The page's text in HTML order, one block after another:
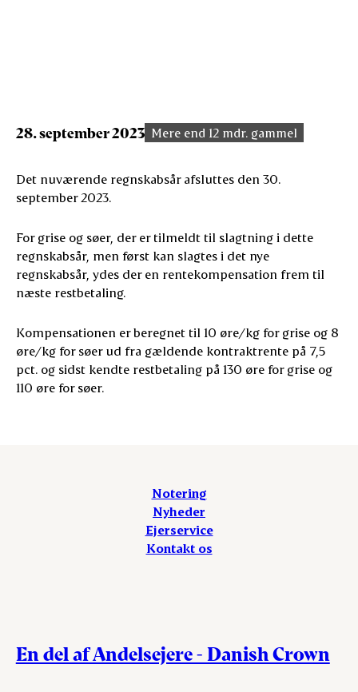
28. september 2023 Mere end 12 mdr. gammel
Det nuværende regnskabsår afsluttes den 30.
september 2023.
For grise og søer, der er tilmeldt til slagtning i dette
regnskabsår, men først kan slagtes i det nye
regnskabsår, ydes der en rentekompensation frem til
næste restbetaling.
Kompensationen er beregnet til 10 øre/kg for grise og 8
øre/kg for søer ud fra gældende kontraktrente på 7,5
pct. og sidst kendte restbetaling på 130 øre for grise og
110 øre for søer.
Notering
Nyheder
Ejerservice
Kontakt os
En del af Andelsejere - Danish Crown